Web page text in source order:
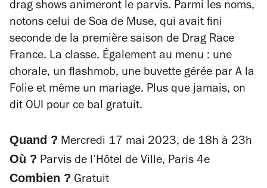
drag shows animeront le parvis. Parmi les noms,
notons celui de Soa de Muse, qui avait fini
seconde de la première saison de Drag Race
France. La classe. Également au menu : une
chorale, un flashmob, une buvette gérée par A la
Folie et même un mariage. Plus que jamais, on
dit OUI pour ce bal gratuit.
Quand ? Mercredi 17 mai 2023, de 18h à 23h
Où ? Parvis de l’Hôtel de Ville, Paris 4e
Combien ? Gratuit